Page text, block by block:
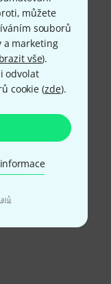
můžete
souborů
a marketing
vše).
odvolat
cookie (zde).
Dobírka,